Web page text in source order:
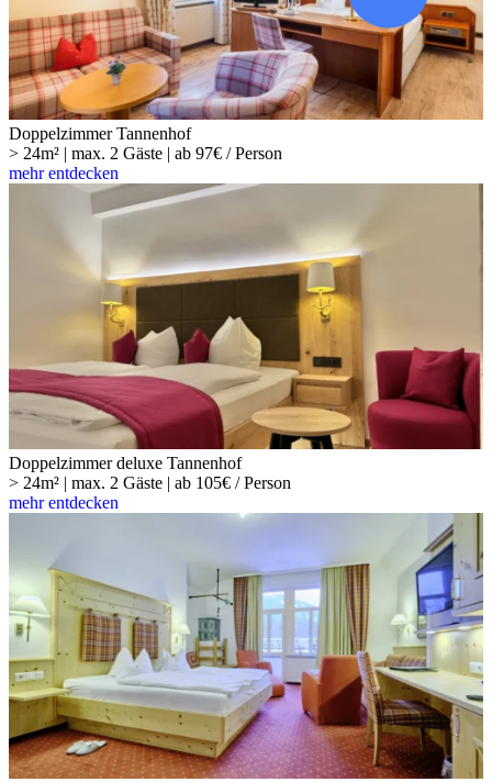
Doppelzimmer Tannenhof
> 24m² | max. 2 Gäste | ab 97€ / Person
mehr entdecken
Doppelzimmer deluxe Tannenhof
> 24m² | max. 2 Gäste | ab 105€ / Person
mehr entdecken